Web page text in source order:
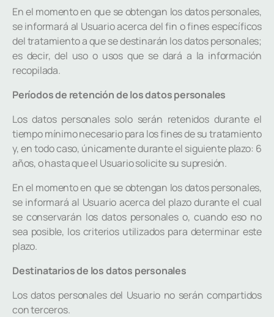
En el momento en que se obtengan los datos personales,
se informará al Usuario acerca del fin o fines específicos
del tratamiento a que se destinarán los datos personales;
es decir, del uso o usos que se dará a la información
recopilada.
Períodos de retención de los datos personales
Los datos personales solo serán retenidos durante el
tiempo mínimo necesario para los fines de su tratamiento
y, en todo caso, únicamente durante el siguiente plazo: 6
años, o hasta que el Usuario solicite su supresión.
En el momento en que se obtengan los datos personales,
se informará al Usuario acerca del plazo durante el cual
se conservarán los datos personales o, cuando eso no
sea posible, los criterios utilizados para determinar este
plazo.
Destinatarios de los datos personales
Los datos personales del Usuario no serán compartidos
con terceros.